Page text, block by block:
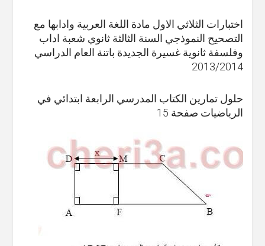
اختبارات الثلاثي الاول مادة اللغة العربية وادابها مع
التصحيح النموذجي السنة الثالثة ثانوي شعبة اداب
وفلسفة ثانوية غسيرة الجديدة باتنة العام الدراسي
2013/2014
حلول تمارين الكتاب المدرسي الرابعة ابتدائي في
الرياضيات صفحة 15